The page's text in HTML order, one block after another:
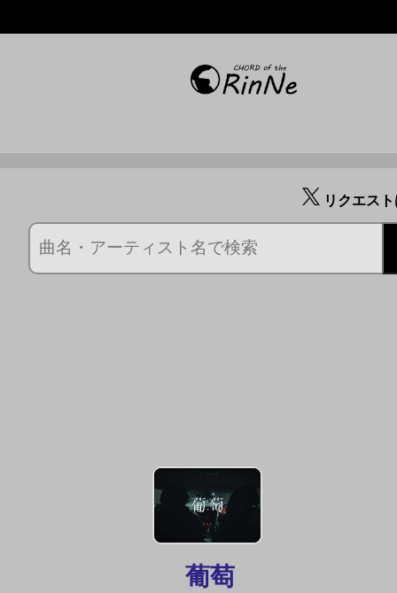
リクエス
葡萄